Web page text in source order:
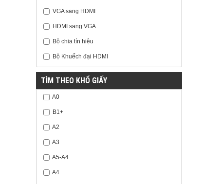
VGA sang HDMI
HDMI sang VGA
Bộ chia tín hiệu
Bộ Khuếch đại HDMI
TÌM THEO KHỔ GIẤY
A0
B1+
A2
A3
A5-A4
A4